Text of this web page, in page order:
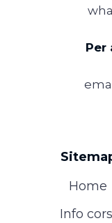
Per
Home
Info